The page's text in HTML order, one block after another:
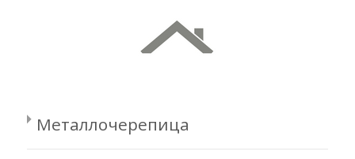
Металлочерепица